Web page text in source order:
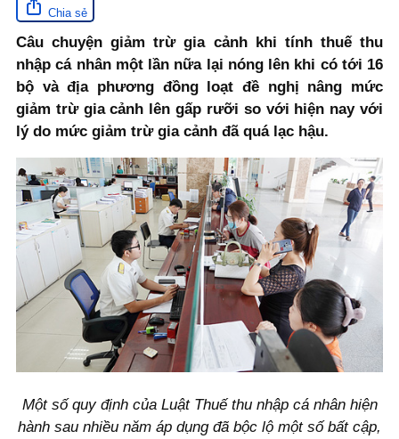
Chia sẻ
Câu chuyện giảm trừ gia cảnh khi tính thuế thu
nhập cá nhân một lần nữa lại nóng lên khi có tới 16
bộ và địa phương đồng loạt đề nghị nâng mức
giảm trừ gia cảnh lên gấp rưỡi so với hiện nay với
lý do mức giảm trừ gia cảnh đã quá lạc hậu.
Một số quy định của Luật Thuế thu nhập cá nhân hiện
hành sau nhiều năm áp dụng đã bộc lộ một số bất cập,